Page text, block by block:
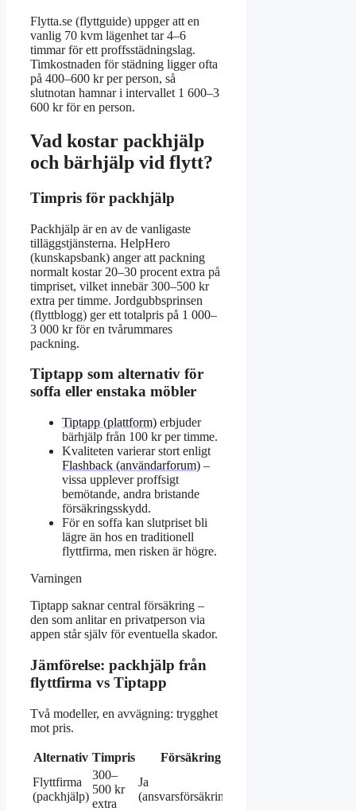
Flytta.se (flyttguide) uppger att en
vanlig 70 kvm lägenhet tar 4–6
timmar för ett proffsstädningslag.
Timkostnaden för städning ligger ofta
på 400–600 kr per person, så
slutnotan hamnar i intervallet 1 600–3
600 kr för en person.
Vad kostar packhjälp
och bärhjälp vid flytt?
Timpris för packhjälp
Packhjälp är en av de vanligaste
tilläggstjänsterna. HelpHero
(kunskapsbank) anger att packning
normalt kostar 20–30 procent extra på
timpriset, vilket innebär 300–500 kr
extra per timme. Jordgubbsprinsen
(flyttblogg) ger ett totalpris på 1 000–
3 000 kr för en tvårummares
packning.
Tiptapp som alternativ för
soffa eller enstaka möbler
Tiptapp (plattform) erbjuder
bärhjälp från 100 kr per timme.
Kvaliteten varierar stort enligt
Flashback (användarforum) –
vissa upplever proffsigt
bemötande, andra bristande
försäkringsskydd.
För en soffa kan slutpriset bli
lägre än hos en traditionell
flyttfirma, men risken är högre.
Varningen
Tiptapp saknar central försäkring –
den som anlitar en privatperson via
appen står själv för eventuella skador.
Jämförelse: packhjälp från
flyttfirma vs Tiptapp
Två modeller, en avvägning: trygghet
mot pris.
Alternativ Timpris Försäkring
Flyttfirma
(packhjälp)
300–
500 kr
extra
Ja
(ansvarsförsäkring)